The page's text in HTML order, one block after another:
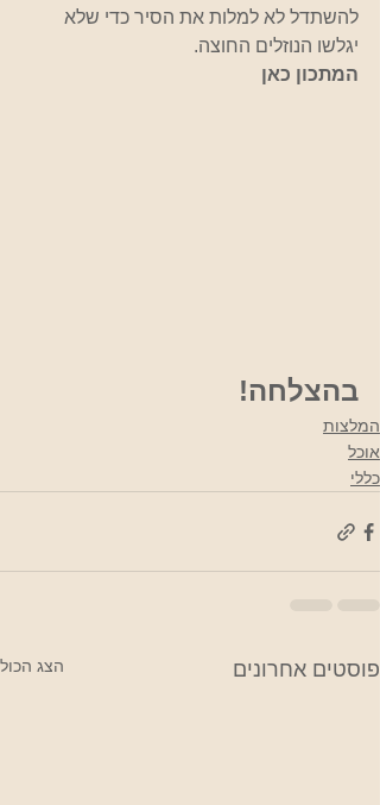
להשתדל לא למלות את הסיר כדי שלא
יגלשו הנוזלים החוצה.
המתכון כאן
בהצלחה!
המלצות
אוכל
כללי
פוסטים אחרונים הצג הכול